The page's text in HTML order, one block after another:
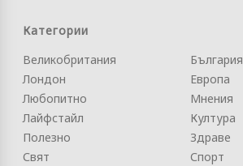
Категории
Великобритания
Лондон
Любопитно
Лайфстайл
Полезно
Свят
България
Европа
Мнения
Култура
Здраве
Спорт